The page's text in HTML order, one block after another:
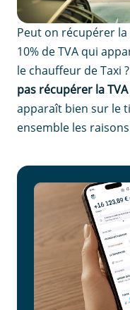
Peut on récupérer la
10% de TVA qui
le chauffeur de Taxi
pas récupérer la
apparaît bien sur le
ensemble les